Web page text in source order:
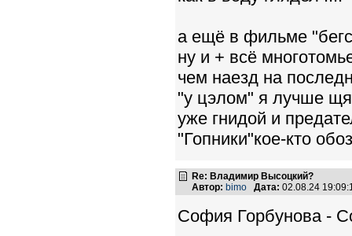
а ещё в фильме
ну и + всё
чем наезд на
"у цэлом" я лучше щя
уже гнидой и
"Гопники"кое-кто
Re: Владимир Высоцкий?
Автор: bimo Дата: 02.08.24
София Горбунова -